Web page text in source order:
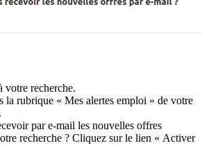
votre recherche.
la rubrique « Mes alertes emploi » de votre
par e-mail les nouvelles offres
recherche ? Cliquez sur le lien « Activer